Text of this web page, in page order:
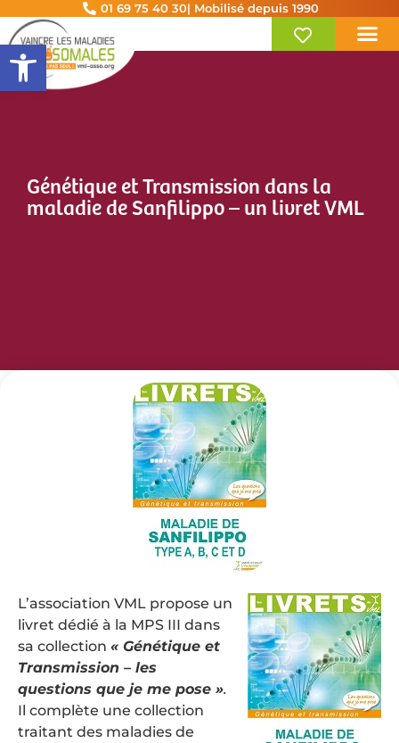
Ouvrir la barre d’outils
01 69 75 40 30| Mobilisé depuis 1990
Génétique et Transmission dans la
maladie de Sanfilippo – un livret VML
L’association VML propose un
livret dédié à la MPS III dans
sa collection « Génétique et
Transmission – les
questions que je me pose ».
Il complète une collection
traitant des maladies de